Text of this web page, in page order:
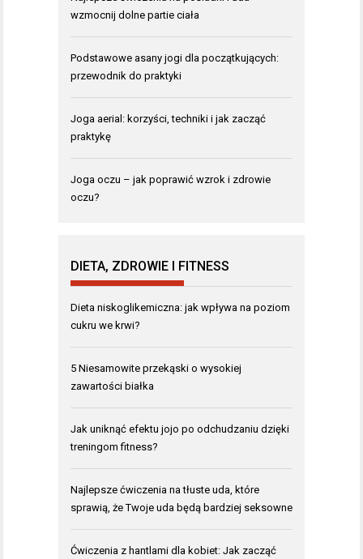
wzmocnij dolne partie ciała
Podstawowe asany jogi dla początkujących:
przewodnik do praktyki
Joga aerial: korzyści, techniki i jak zacząć
praktykę
Joga oczu – jak poprawić wzrok i zdrowie
oczu?
DIETA, ZDROWIE I FITNESS
Dieta niskoglikemiczna: jak wpływa na poziom
cukru we krwi?
5 Niesamowite przekąski o wysokiej
zawartości białka
Jak uniknąć efektu jojo po odchudzaniu dzięki
treningom fitness?
Najlepsze ćwiczenia na tłuste uda, które
sprawią, że Twoje uda będą bardziej seksowne
Ćwiczenia z hantlami dla kobiet: Jak zacząć